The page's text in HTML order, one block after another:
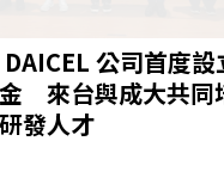
DAICEL 公司首度設
來台與成大共同
發人才